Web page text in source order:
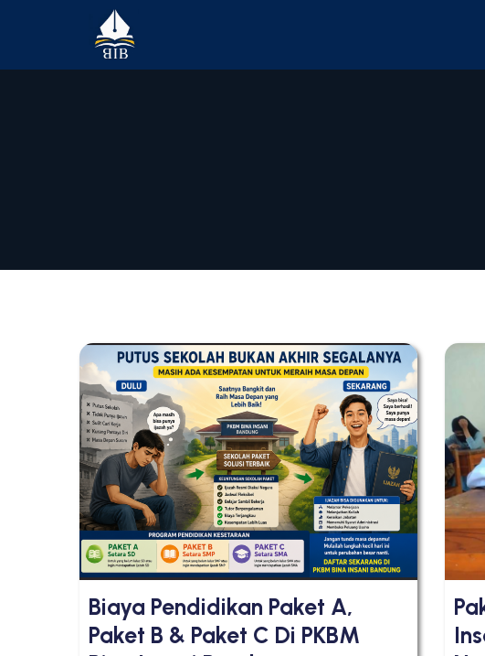
Biaya Pendidikan Paket A,
Paket B & Paket C Di PKBM